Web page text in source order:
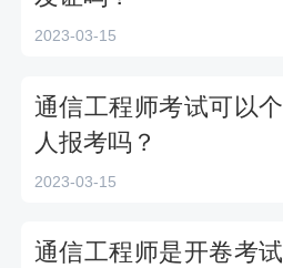
2023-03-15
通信工程师考试可以个
人报考吗？
2023-03-15
通信工程师是开卷考试